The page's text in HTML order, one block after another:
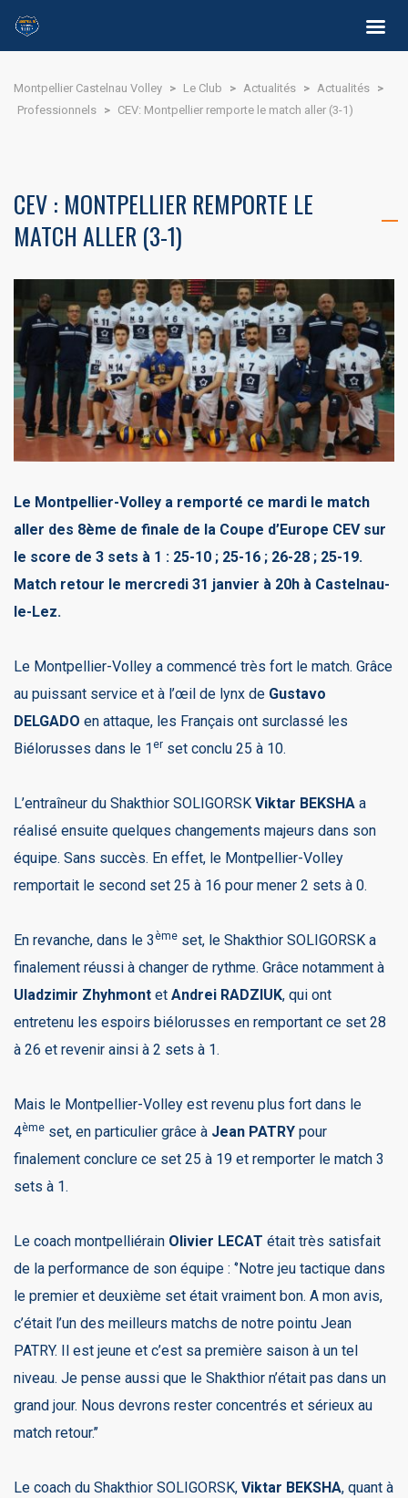
Montpellier Castelnau Volley > Le Club > Actualités > Actualités >
Professionnels > CEV: Montpellier remporte le match aller (3-1)
CEV : MONTPELLIER REMPORTE LE
MATCH ALLER (3-1)
Le Montpellier-Volley a remporté ce mardi le match
aller des 8ème de finale de la Coupe d’Europe CEV sur
le score de 3 sets à 1 : 25-10 ; 25-16 ; 26-28 ; 25-19.
Match retour le mercredi 31 janvier à 20h à Castelnau-
le-Lez.
Le Montpellier-Volley a commencé très fort le match. Grâce
au puissant service et à l’œil de lynx de Gustavo
DELGADO en attaque, les Français ont surclassé les
Biélorusses dans le 1 er set conclu 25 à 10.
L’entraîneur du Shakthior SOLIGORSK Viktar BEKSHA a
réalisé ensuite quelques changements majeurs dans son
équipe. Sans succès. En effet, le Montpellier-Volley
remportait le second set 25 à 16 pour mener 2 sets à 0.
En revanche, dans le 3ème set, le Shakthior SOLIGORSK a
finalement réussi à changer de rythme. Grâce notamment à
Uladzimir Zhyhmont et Andrei RADZIUK, qui ont
entretenu les espoirs biélorusses en remportant ce set 28
à 26 et revenir ainsi à 2 sets à 1.
Mais le Montpellier-Volley est revenu plus fort dans le
4ème set, en particulier grâce à Jean PATRY pour
finalement conclure ce set 25 à 19 et remporter le match 3
sets à 1.
Le coach montpelliérain Olivier LECAT était très satisfait
de la performance de son équipe : ‘’Notre jeu tactique dans
le premier et deuxième set était vraiment bon. A mon avis,
c’était l’un des meilleurs matchs de notre pointu Jean
PATRY. Il est jeune et c’est sa première saison à un tel
niveau. Je pense aussi que le Shakthior n’était pas dans un
grand jour. Nous devrons rester concentrés et sérieux au
match retour.’’
Le coach du Shakthior SOLIGORSK, Viktar BEKSHA, quant à